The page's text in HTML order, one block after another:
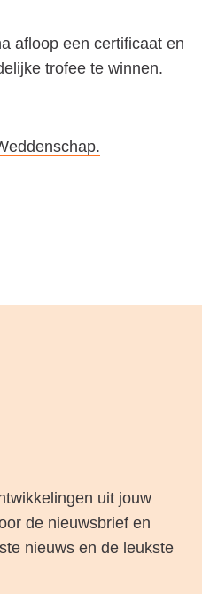
afloop een certificaat en
trofee te winnen.
uit jouw
de nieuwsbrief en
nieuws en de leukste